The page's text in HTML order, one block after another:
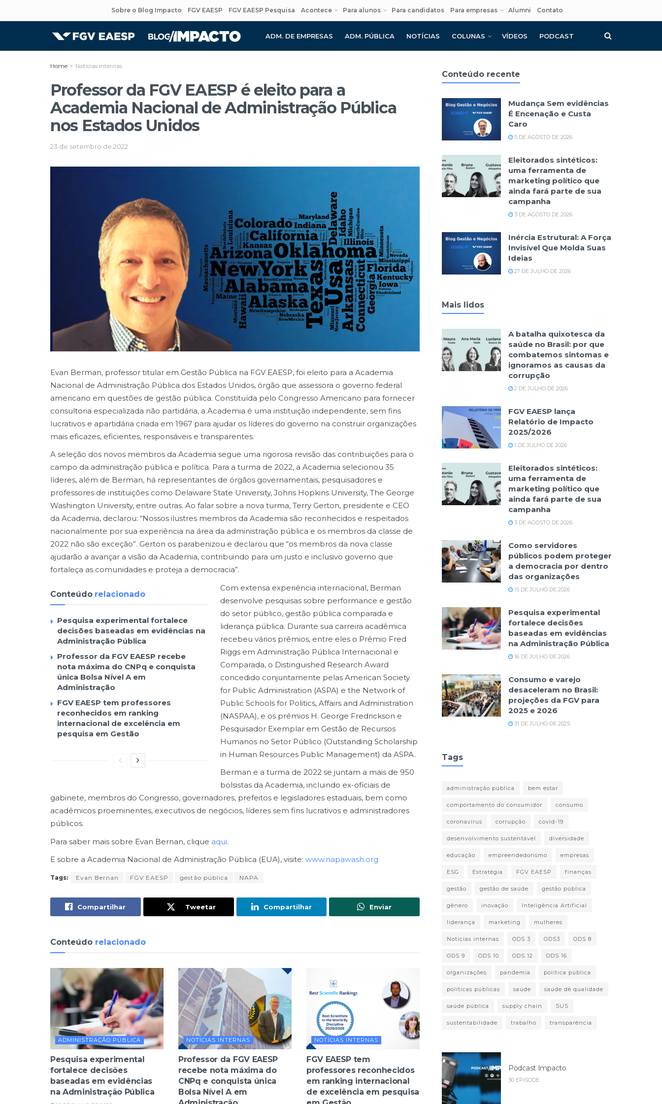
Sobre o Blog Impacto FGV EAESP FGV EAESP Pesquisa Acontece Para alunos Para candidatos Para empresas Alumni Contato
ADM. DE EMPRESAS ADM. PÚBLICA NOTÍCIAS COLUNAS VÍDEOS PODCAST
Home Notícias internas
Professor da FGV EAESP é eleito para a
Academia Nacional de Administração Pública
nos Estados Unidos
23 de setembro de 2022
Evan Berman, professor titular em Gestão Pública na FGV EAESP, foi eleito para a Academia
Nacional de Administração Pública dos Estados Unidos, órgão que assessora o governo federal
americano em questões de gestão pública. Constituída pelo Congresso Americano para fornecer
consultoria especializada não partidária, a Academia é uma instituição independente, sem fins
lucrativos e apartidária criada em 1967 para ajudar os líderes do governo na construir organizações
mais eficazes, eficientes, responsáveis e transparentes.
A seleção dos novos membros da Academia segue uma rigorosa revisão das contribuições para o
campo da administração pública e política. Para a turma de 2022, a Academia selecionou 35
líderes, além de Berman, há representantes de órgãos governamentais, pesquisadores e
professores de instituições como Delaware State University, Johns Hopkins University, The George
Washington University, entre outras. Ao falar sobre a nova turma, Terry Gerton, presidente e CEO
da Academia, declarou: “Nossos ilustres membros da Academia são reconhecidos e respeitados
nacionalmente por sua experiência na área da administração pública e os membros da classe de
2022 não são exceção”. Gerton os parabenizou e declarou que “os membros da nova classe
ajudarão a avançar a visão da Academia, contribuindo para um justo e inclusivo governo que
fortaleça as comunidades e proteja a democracia”.
Conteúdo relacionado
Pesquisa experimental fortalece
decisões baseadas em evidências na
Administração Pública
Professor da FGV EAESP recebe
nota máxima do CNPq e conquista
única Bolsa Nível A em
Administração
FGV EAESP tem professores
reconhecidos em ranking
internacional de excelência em
pesquisa em Gestão
Com extensa experiência internacional, Berman
desenvolve pesquisas sobre performance e gestão
do setor público, gestão pública comparada e
liderança pública. Durante sua carreira acadêmica
recebeu vários prêmios, entre eles o Prêmio Fred
Riggs em Administração Pública Internacional e
Comparada, o Distinguished Research Award
concedido conjuntamente pelas American Society
for Public Administration (ASPA) e the Network of
Public Schools for Politics, Affairs and Administration
(NASPAA), e os prêmios H. George Fredrickson e
Pesquisador Exemplar em Gestão de Recursos
Humanos no Setor Público (Outstanding Scholarship
in Human Resources Public Management) da ASPA.
Berman e a turma de 2022 se juntam a mais de 950
bolsistas da Academia, incluindo ex-oficiais de
gabinete, membros do Congresso, governadores, prefeitos e legisladores estaduais, bem como
acadêmicos proeminentes, executivos de negócios, líderes sem fins lucrativos e administradores
públicos.
Para saber mais sobre Evan Bernan, clique aqui.
E sobre a Academia Nacional de Administração Pública (EUA), visite: www.napawash.org
Tags: Evan Bernan FGV EAESP gestão pública NAPA
Compartilhar Tweetar Compartilhar Enviar
Conteúdo relacionado
ADMINISTRAÇÃO PÚBLICA
Pesquisa experimental
fortalece decisões
baseadas em evidências
na Administração Pública
NOTÍCIAS INTERNAS
Professor da FGV EAESP
recebe nota máxima do
CNPq e conquista única
Bolsa Nível A em
NOTÍCIAS INTERNAS
FGV EAESP tem
professores reconhecidos
em ranking internacional
de excelência em pesquisa
Conteúdo recente
Mudança Sem evidências
É Encenação e Custa
Caro
5 DE AGOSTO DE 2026
Eleitorados sintéticos:
uma ferramenta de
marketing político que
ainda fará parte de sua
campanha
3 DE AGOSTO DE 2026
Inércia Estrutural: A Força
Invisível Que Molda Suas
Ideias
27 DE JULHO DE 2026
Mais lidos
A batalha quixotesca da
saúde no Brasil: por que
combatemos sintomas e
ignoramos as causas da
corrupção
2 DE JULHO DE 2026
FGV EAESP lança
Relatório de Impacto
2025/2026
1 DE JULHO DE 2026
Eleitorados sintéticos:
uma ferramenta de
marketing político que
ainda fará parte de sua
campanha
3 DE AGOSTO DE 2026
Como servidores
públicos podem proteger
a democracia por dentro
das organizações
15 DE JULHO DE 2026
Pesquisa experimental
fortalece decisões
baseadas em evidências
na Administração Pública
16 DE JULHO DE 2026
Consumo e varejo
desaceleram no Brasil:
projeções da FGV para
2025 e 2026
31 DE JULHO DE 2025
Tags
administração pública bem estar
comportamento do consumidor consumo
coronavírus corrupção covid-19
desenvolvimento sustentável diversidade
educação empreendedorismo empresas
ESG Estratégia FGV EAESP finanças
gestão gestão de saúde gestão pública
gênero inovação Inteligência Artificial
liderança marketing mulheres
Notícias internas ODS 3 ODS3 ODS 8
ODS 9 ODS 10 ODS 12 ODS 16
organizações pandemia política pública
políticas públicas saúde saúde de qualidade
saúde pública supply chain SUS
sustentabilidade trabalho transparência
Podcast Impacto
30 EPISODE